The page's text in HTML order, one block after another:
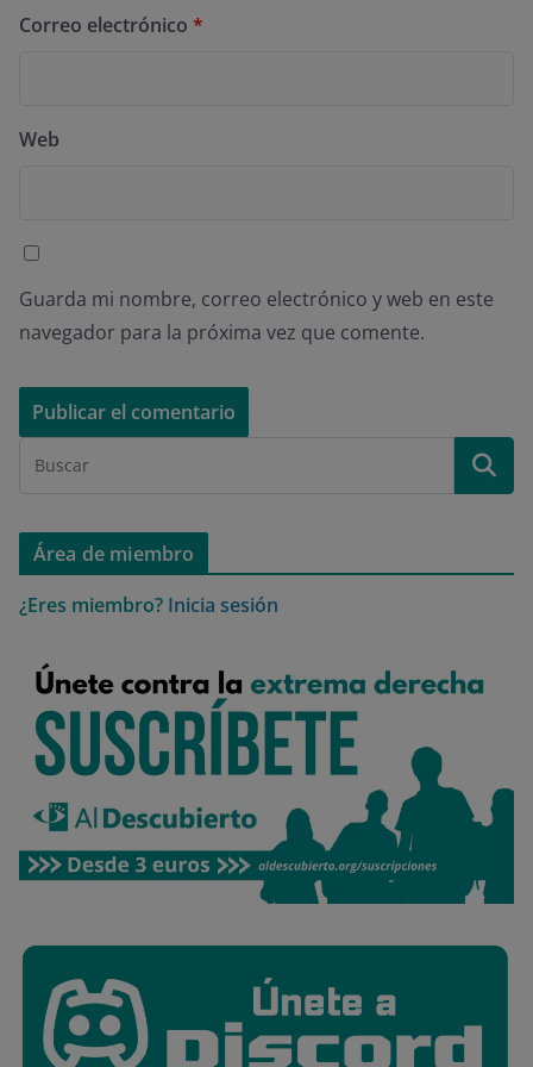
Correo electrónico *
Web
Guarda mi nombre, correo electrónico y web en este
navegador para la próxima vez que comente.
Área de miembro
¿Eres miembro? Inicia sesión